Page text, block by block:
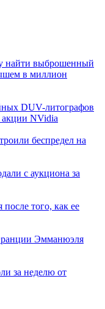
найти выброшенный
в миллион
DUV-литографов
акции NVidia
беспредел на
с аукциона за
того, как ее
Эмманюэля
за неделю от